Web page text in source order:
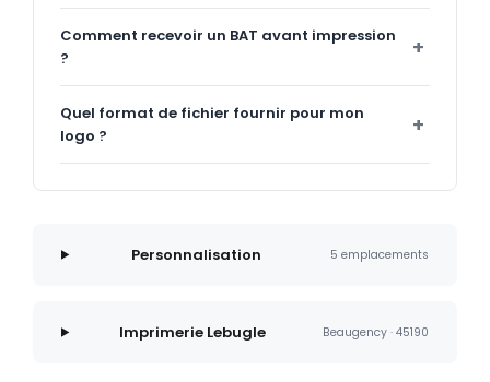
Comment recevoir un BAT avant impression
?
Quel format de fichier fournir pour mon
logo ?
Personnalisation 5 emplacements
Imprimerie Lebugle Beaugency · 45190